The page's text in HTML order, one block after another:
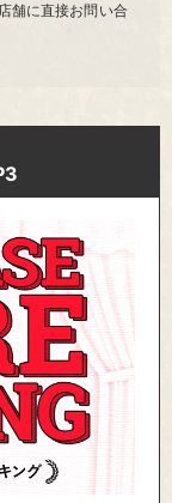
舗に直接お問い合